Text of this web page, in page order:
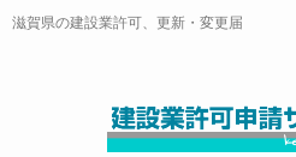
滋賀県の建設業許可、更新・変更届